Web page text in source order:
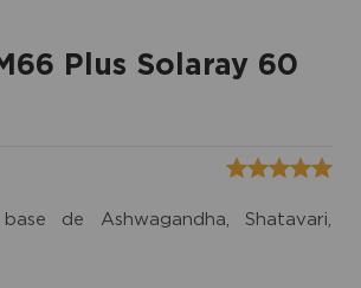
Plus Solaray 60
de Ashwagandha, Shatavari,